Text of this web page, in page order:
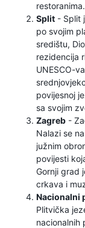
restoranima.
Split - Split
po svojim
središtu,
rezidencija
UNESCO-
povijesnoj
sa svojim
Zagreb -
Nalazi se
južnim
povijesti
Gornji grad
crkava i
Nacionalni
Plitvička
nacionalnih